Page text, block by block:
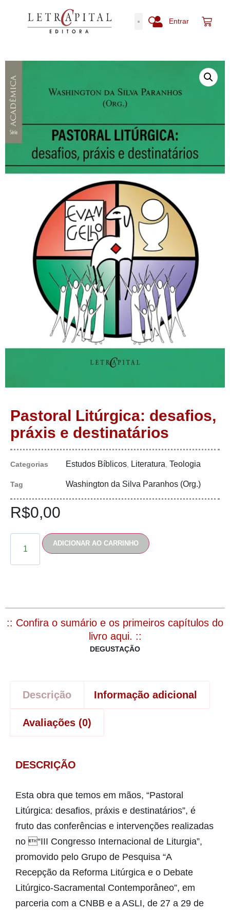
Entrar
Pastoral Litúrgica: desafios,
práxis e destinatários
Categorias Estudos Bíblicos, Literatura, Teologia
Tag Washington da Silva Paranhos (Org.)
R$0,00
ADICIONAR AO CARRINHO
:: Confira o sumário e os primeiros capítulos do
livro aqui. ::
DEGUSTAÇÃO
Descrição Informação adicional
Avaliações (0)
DESCRIÇÃO
Esta obra que temos em mãos, “Pastoral
Litúrgica: desafios, práxis e destinatários”, é
fruto das conferências e intervenções realizadas
no “III Congresso Internacional de Liturgia”,
promovido pelo Grupo de Pesquisa “A
Recepção da Reforma Litúrgica e o Debate
Litúrgico-Sacramental Contemporâneo”, em
parceria com a CNBB e a ASLI, de 27 a 29 de